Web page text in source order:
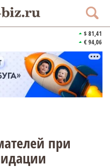
$ 81,41
€ 94,06
при